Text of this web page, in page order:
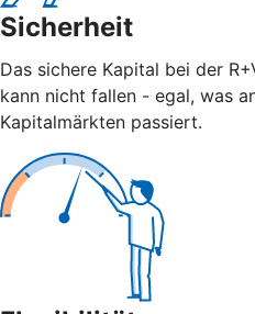
Sicherheit
Das sichere Kapital bei der
kann nicht fallen - egal, was
Kapitalmärkten passiert.